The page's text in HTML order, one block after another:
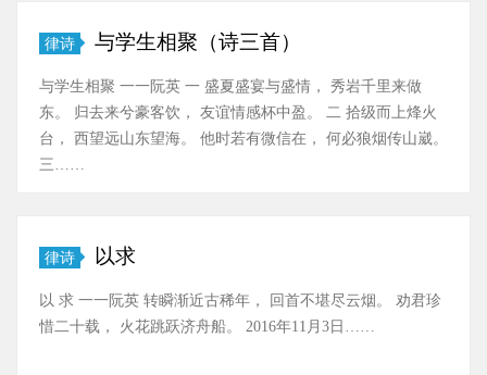
律诗 与学生相聚（诗三首）
与学生相聚 一一阮英 一 盛夏盛宴与盛情， 秀岩千里来做
东。 归去来兮豪客饮， 友谊情感杯中盈。 二 拾级而上烽火
台， 西望远山东望海。 他时若有微信在， 何必狼烟传山崴。
三……
律诗 以求
以 求 一一阮英 转瞬渐近古稀年， 回首不堪尽云烟。 劝君珍
惜二十载， 火花跳跃济舟船。 2016年11月3日……